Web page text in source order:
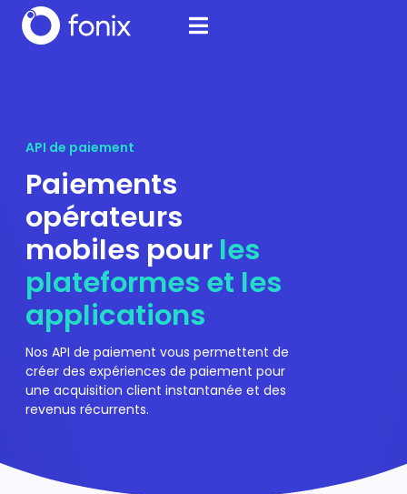
API de paiement
Paiements
opérateurs
mobiles pour les
plateformes et les
applications
Nos API de paiement vous permettent de
créer des expériences de paiement pour
une acquisition client instantanée et des
revenus récurrents.